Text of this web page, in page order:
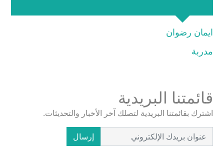
ايمان رضوان
مدربة
قائمتنا البريدية
اشترك بقائمتنا البريدية لتصلك آخر الأخبار والتحديثات.
إرسال